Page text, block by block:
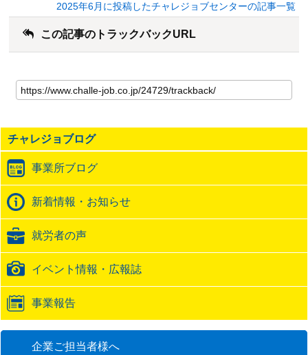
2025年6月に投稿したチャレジョブセンターの記事一覧
この記事のトラックバックURL
の
記
の
ト
ッ
ク
バ
ッ
ク
URL
チャレジョブログ
事業所ブログ
新着情報・お知らせ
就労者の声
イベント情報・広報誌
事業報告
企業ご担当者様へ